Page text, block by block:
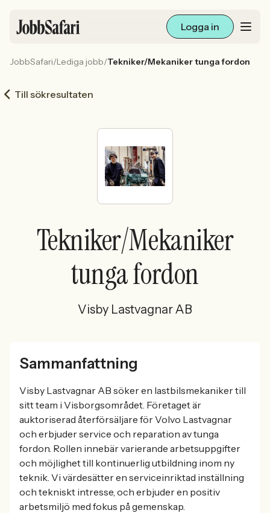
Logga in
Arbetsliv och karriär
För arbetsgivare
Sök med AI
Ny här? Skapa konto
JobbSafari/Lediga jobb/Tekniker/Mekaniker tunga fordon
Till sökresultaten
Tekniker/Mekaniker
tunga fordon
Visby Lastvagnar AB
Sammanfattning
Visby Lastvagnar AB söker en lastbilsmekaniker till
sitt team i Visborgsområdet. Företaget är
auktoriserad återförsäljare för Volvo Lastvagnar
och erbjuder service och reparation av tunga
fordon. Rollen innebär varierande arbetsuppgifter
och möjlighet till kontinuerlig utbildning inom ny
teknik. Vi värdesätter en serviceinriktad inställning
och tekniskt intresse, och erbjuder en positiv
arbetsmiljö med fokus på gemenskap.